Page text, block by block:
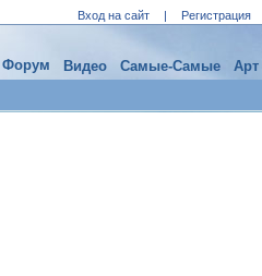
Вход на сайт | Регистрация
Форум Видео Самые-Самые Арт